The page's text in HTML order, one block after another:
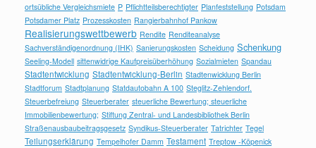
ortsübliche Vergleichsmiete P Pflichtteilsberechtigter Planfeststellung Potsdam
Potsdamer Platz Prozesskosten Rangierbahnhof Pankow
Realisierungswettbewerb Rendite Renditeanalyse
Sachverständigenordnung (IHK) Sanierungskosten Scheidung Schenkung
Seeling-Modell sittenwidrige Kaufpreisüberhöhung Sozialmieten Spandau
Stadtentwicklung Stadtentwicklung-Berlin Stadtenwicklung Berlin
Stadtforum Stadtplanung Statdautobahn A 100 Steglitz-Zehlendorf.
Steuerbefreiung Steuerberater steuerliche Bewertung; steuerliche
Immobilienbewertung; Stiftung Zentral- und Landesbibliothek Berlin
Straßenausbaubeitragsgesetz Syndikus-Steuerberater Tatrichter Tegel
Teilungserklärung Tempelhofer Damm Testament Treptow -Köpenick